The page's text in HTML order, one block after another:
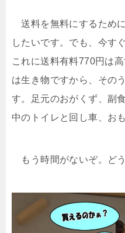
送料を無料にするため
したいです。でも、今す
これに送料有料770円は
は生き物ですから、その
す。足元のおがくず、副
中のトイレと回し車、お
もう時間がないぞ。ど